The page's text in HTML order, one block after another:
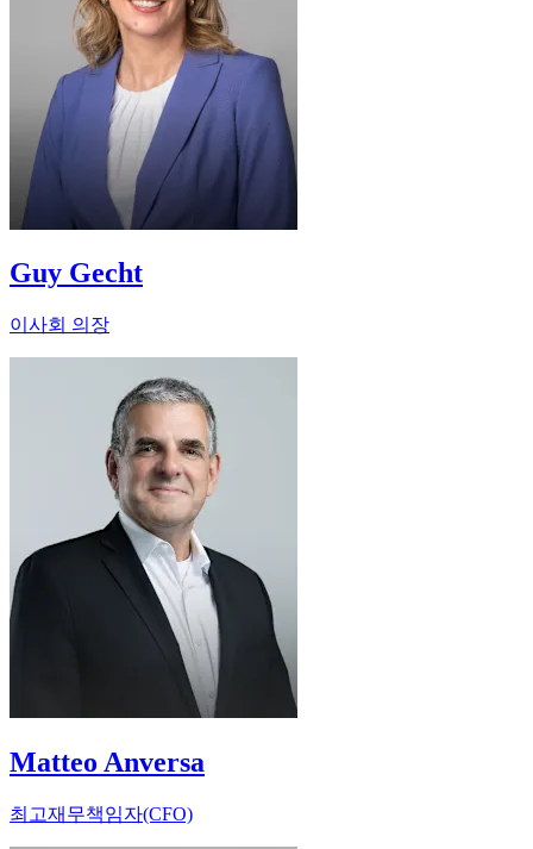
Guy Gecht
이사회 의장
Matteo Anversa
최고재무책임자(CFO)